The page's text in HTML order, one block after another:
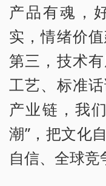
产品有魂，
实，情绪价
第三，技术
工艺、标准
产业链，我
潮”，把文化
自信、全球竞